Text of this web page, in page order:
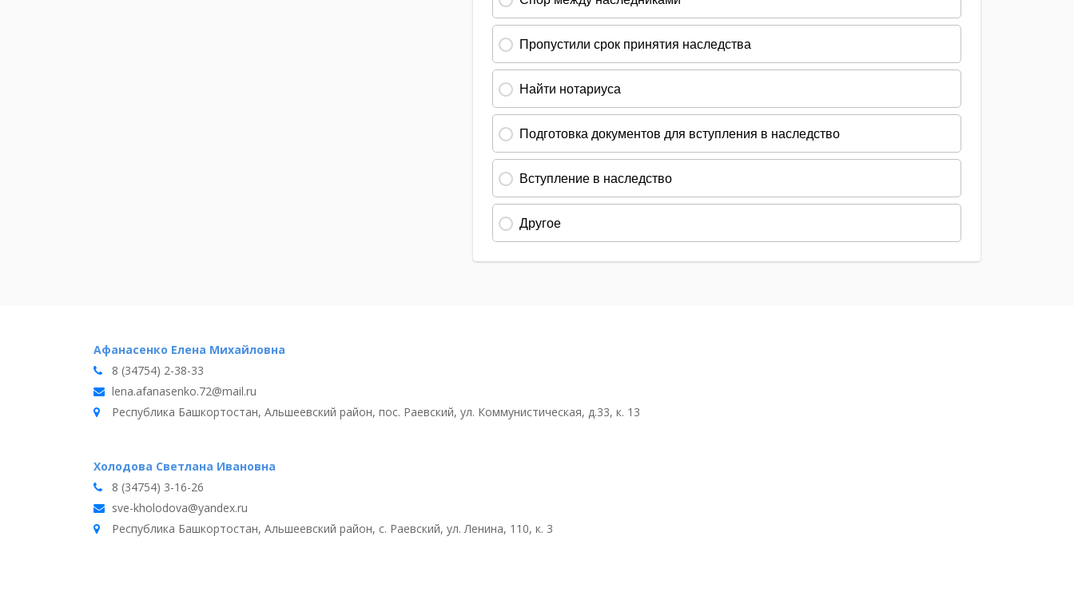
Афанасенко Елена Михайловна
8 (34754) 2-38-33
lena.afanasenko.72@mail.ru
Республика Башкортостан, Альшеевский район, пос. Раевский, ул. Коммунистическая, д.33, к. 13
Холодова Светлана Ивановна
8 (34754) 3-16-26
sve-kholodova@yandex.ru
Республика Башкортостан, Альшеевский район, с. Раевский, ул. Ленина, 110, к. 3